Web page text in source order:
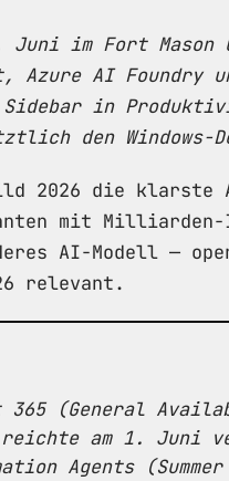
im Fort Mason
Azure AI Foundry
in
den Windows-
2026 die
mit
AI-Modell —
relevant.
365 (General
am 1. Juni
Agents